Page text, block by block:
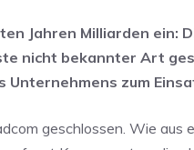
Jahren Milliarden ein:
nicht bekannter Art
Unternehmens zum
geschlossen. Wie aus